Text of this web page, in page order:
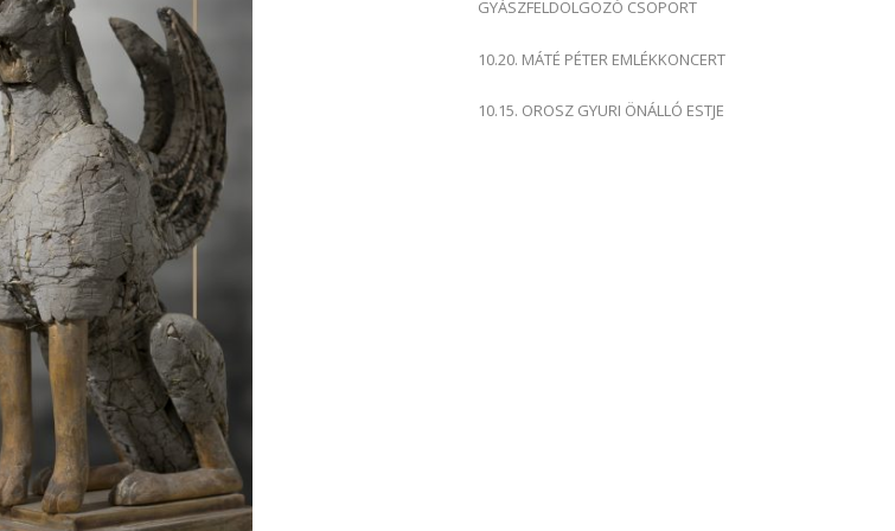
GYÁSZFELDOLGOZÓ CSOPORT
10.20. MÁTÉ PÉTER EMLÉKKONCERT
10.15. OROSZ GYURI ÖNÁLLÓ ESTJE